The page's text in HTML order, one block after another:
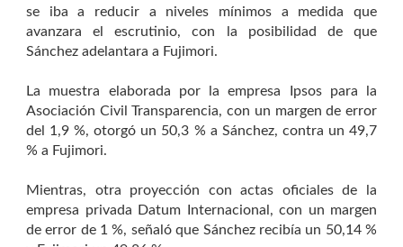
se iba a reducir a niveles mínimos a medida que
avanzara el escrutinio, con la posibilidad de que
Sánchez adelantara a Fujimori.
La muestra elaborada por la empresa Ipsos para la
Asociación Civil Transparencia, con un margen de error
del 1,9 %, otorgó un 50,3 % a Sánchez, contra un 49,7
% a Fujimori.
Mientras, otra proyección con actas oficiales de la
empresa privada Datum Internacional, con un margen
de error de 1 %, señaló que Sánchez recibía un 50,14 %